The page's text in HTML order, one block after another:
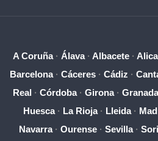
A Coruña· Álava· Albacete ·
Barcelona· Cáceres· Cádiz ·
Real · Córdoba· Girona· Granada
Huesca· La Rioja· Lleida·
Navarra· Ourense · Sevilla·